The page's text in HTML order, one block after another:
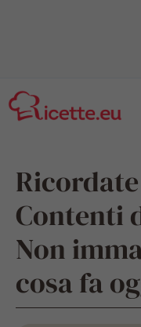
al
contenuto
Contenti
Non
cosa fa